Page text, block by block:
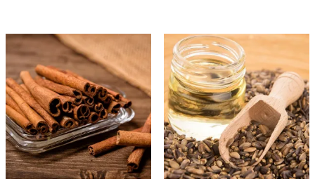
на
странице
товара.